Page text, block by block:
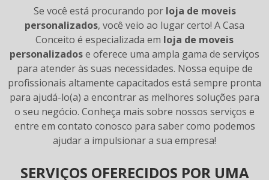
Se você está procurando por loja de moveis
personalizados, você veio ao lugar certo! A Casa
Conceito é especializada em loja de moveis
personalizadose oferece uma ampla gama de serviços
para atender às suas necessidades. Nossa equipe de
profissionais altamente capacitados está sempre pronta
para ajudá-lo(a) a encontrar as melhores soluções para
o seu negócio. Conheça mais sobre nossos serviços e
entre em contato conosco para saber como podemos
ajudar a impulsionar a sua empresa!
SERVIÇOS OFERECIDOS POR UMA